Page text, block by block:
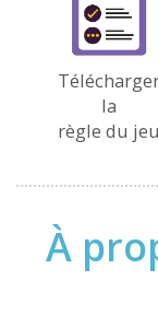
la
règle du jeu
À